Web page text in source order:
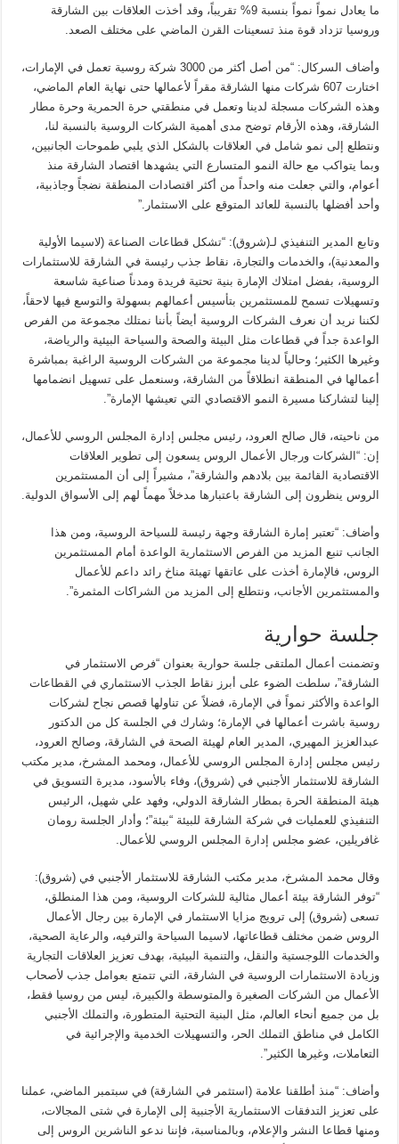
ما يعادل نمواً نمواً بنسبة 9% تقريباً، وقد أخذت العلاقات بين الشارقة
وروسيا تزداد قوة منذ تسعينات القرن الماضي على مختلف الصعد.
وأضاف السركال: “من أصل أكثر من 3000 شركة روسية تعمل في الإمارات،
اختارت 607 شركات منها الشارقة مقراً لأعمالها حتى نهاية العام الماضي،
وهذه الشركات مسجلة لدينا وتعمل في منطقتي حرة الحمرية وحرة مطار
الشارقة، وهذه الأرقام توضح مدى أهمية الشركات الروسية بالنسبة لنا،
ونتطلع إلى نمو شامل في العلاقات بالشكل الذي يلبي طموحات الجانبين،
وبما يتواكب مع حالة النمو المتسارع التي يشهدها اقتصاد الشارقة منذ
أعوام، والتي جعلت منه واحداً من أكثر اقتصادات المنطقة نضجاً وجاذبية،
وأحد أفضلها بالنسبة للعائد المتوقع على الاستثمار.”
وتابع المدير التنفيذي لـ(شروق): “تشكل قطاعات الصناعة (لاسيما الأولية
والمعدنية)، والخدمات والتجارة، نقاط جذب رئيسة في الشارقة للاستثمارات
الروسية، بفضل امتلاك الإمارة بنية تحتية فريدة ومدناً صناعية شاسعة
وتسهيلات تسمح للمستثمرين بتأسيس أعمالهم بسهولة والتوسع فيها لاحقاً،
لكننا نريد أن نعرف الشركات الروسية أيضاً بأننا نمتلك مجموعة من الفرص
الواعدة جداً في قطاعات مثل البيئة والصحة والسياحة البيئية والرياضة،
وغيرها الكثير؛ وحالياً لدينا مجموعة من الشركات الروسية الراغبة بمباشرة
أعمالها في المنطقة انطلاقاً من الشارقة، وسنعمل على تسهيل انضمامها
إلينا لتشاركنا مسيرة النمو الاقتصادي التي تعيشها الإمارة”.
من ناحيته، قال صالح العرود، رئيس مجلس إدارة المجلس الروسي للأعمال،
إن: “الشركات ورجال الأعمال الروس يسعون إلى تطوير العلاقات
الاقتصادية القائمة بين بلادهم والشارقة”، مشيراً إلى أن المستثمرين
الروس ينظرون إلى الشارقة باعتبارها مدخلاً مهماً لهم إلى الأسواق الدولية.
وأضاف: “تعتبر إمارة الشارقة وجهة رئيسة للسياحة الروسية، ومن هذا
الجانب تنبع المزيد من الفرص الاستثمارية الواعدة أمام المستثمرين
الروس، فالإمارة أخذت على عاتقها تهيئة مناخ رائد داعم للأعمال
والمستثمرين الأجانب، ونتطلع إلى المزيد من الشراكات المثمرة”.
جلسة حوارية
وتضمنت أعمال الملتقى جلسة حوارية بعنوان “فرص الاستثمار في
الشارقة”، سلطت الضوء على أبرز نقاط الجذب الاستثماري في القطاعات
الواعدة والأكثر نمواً في الإمارة، فضلاً عن تناولها قصص نجاح لشركات
روسية باشرت أعمالها في الإمارة؛ وشارك في الجلسة كل من الدكتور
عبدالعزيز المهيري، المدير العام لهيئة الصحة في الشارقة، وصالح العرود،
رئيس مجلس إدارة المجلس الروسي للأعمال، ومحمد المشرخ، مدير مكتب
الشارقة للاستثمار الأجنبي في (شروق)، وفاء بالأسود، مديرة التسويق في
هيئة المنطقة الحرة بمطار الشارقة الدولي، وفهد علي شهيل، الرئيس
التنفيذي للعمليات في شركة الشارقة للبيئة “بيئة”؛ وأدار الجلسة رومان
غافريلين، عضو مجلس إدارة المجلس الروسي للأعمال.
وقال محمد المشرخ، مدير مكتب الشارقة للاستثمار الأجنبي في (شروق):
“توفر الشارقة بيئة أعمال مثالية للشركات الروسية، ومن هذا المنطلق،
تسعى (شروق) إلى ترويج مزايا الاستثمار في الإمارة بين رجال الأعمال
الروس ضمن مختلف قطاعاتها، لاسيما السياحة والترفيه، والرعاية الصحية،
والخدمات اللوجستية والنقل، والتنمية البيئية، بهدف تعزيز العلاقات التجارية
وزيادة الاستثمارات الروسية في الشارقة، التي تتمتع بعوامل جذب لأصحاب
الأعمال من الشركات الصغيرة والمتوسطة والكبيرة، ليس من روسيا فقط،
بل من جميع أنحاء العالم، مثل البنية التحتية المتطورة، والتملك الأجنبي
الكامل في مناطق التملك الحر، والتسهيلات الخدمية والإجرائية في
التعاملات، وغيرها الكثير”.
وأضاف: “منذ أطلقنا علامة (استثمر في الشارقة) في سبتمبر الماضي، عملنا
على تعزيز التدفقات الاستثمارية الأجنبية إلى الإمارة في شتى المجالات،
ومنها قطاعا النشر والإعلام، وبالمناسبة، فإننا ندعو الناشرين الروس إلى